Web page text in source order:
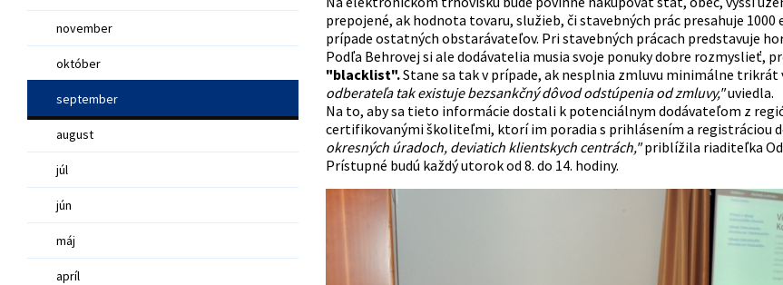
november
október
september
august
júl
jún
máj
apríl
prepojené, ak hodnota tovaru, služieb, či stavebných prác presahuje 1000
prípade ostatných obstarávateľov. Pri stavebných prácach predstavuje
Podľa Behrovej si ale dodávatelia musia svoje ponuky dobre rozmyslieť,
"blacklist".Stane sa tak v prípade, ak nesplnia zmluvu minimálne
odberateľa tak existuje bezsankčný dôvod odstúpenia od zmluvy,"uviedla.
Na to, aby sa tieto informácie dostali k potenciálnym dodávateľom z
certifikovanými školiteľmi, ktorí im poradia s prihlásením a registráciou
okresných úradoch, deviatich klientskych centrách,"priblížila riaditeľka
Prístupné budú každý utorok od 8. do 14. hodiny.